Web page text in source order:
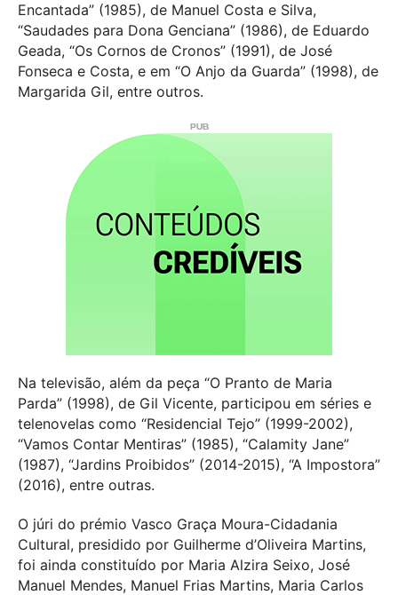
Encantada” (1985), de Manuel Costa e Silva,
“Saudades para Dona Genciana” (1986), de Eduardo
Geada, “Os Cornos de Cronos” (1991), de José
Fonseca e Costa, e em “O Anjo da Guarda” (1998), de
Margarida Gil, entre outros.
Na televisão, além da peça “O Pranto de Maria
Parda” (1998), de Gil Vicente, participou em séries e
telenovelas como “Residencial Tejo” (1999-2002),
“Vamos Contar Mentiras” (1985), “Calamity Jane”
(1987), “Jardins Proibidos” (2014-2015), “A Impostora”
(2016), entre outras.
O júri do prémio Vasco Graça Moura-Cidadania
Cultural, presidido por Guilherme d’Oliveira Martins,
foi ainda constituído por Maria Alzira Seixo, José
Manuel Mendes, Manuel Frias Martins, Maria Carlos